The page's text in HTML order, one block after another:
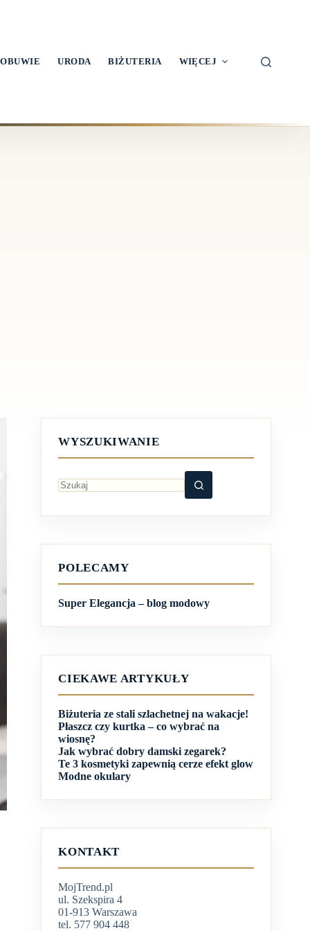
OBUWIE URODA BIŻUTERIA WIĘCEJ
WYSZUKIWANIE
wyników
POLECAMY
Super Elegancja – blog modowy
CIEKAWE ARTYKUŁY
Biżuteria ze stali szlachetnej na wakacje!
Płaszcz czy kurtka – co wybrać na
wiosnę?
Jak wybrać dobry damski zegarek?
Te 3 kosmetyki zapewnią cerze efekt glow
Modne okulary
KONTAKT
MojTrend.pl
ul. Szekspira 4
01-913 Warszawa
tel. 577 904 448